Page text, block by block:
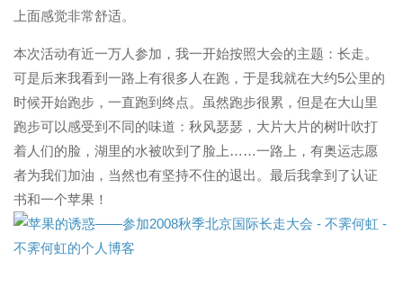
上面感觉非常舒适。
本次活动有近一万人参加，我一开始按照大会的主题：长走。
可是后来我看到一路上有很多人在跑，于是我就在大约5公里的
时候开始跑步，一直跑到终点。虽然跑步很累，但是在大山里
跑步可以感受到不同的味道：秋风瑟瑟，大片大片的树叶吹打
着人们的脸，湖里的水被吹到了脸上……一路上，有奥运志愿
者为我们加油，当然也有坚持不住的退出。最后我拿到了认证
书和一个苹果！